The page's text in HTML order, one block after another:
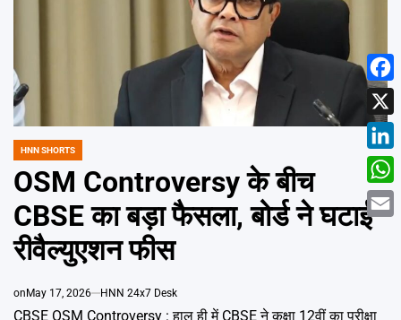
POSTED
HNN SHORTS
OSM Controversy के बीच
CBSE का बड़ा फैसला, बोर्ड ने घटाई
रीवैल्युएशन फीस
onMay 17, 2026 HNN 24x7 Desk
CBSE OSM Controversy : हाल ही में CBSE ने कक्षा 12वीं का परीक्षा
X